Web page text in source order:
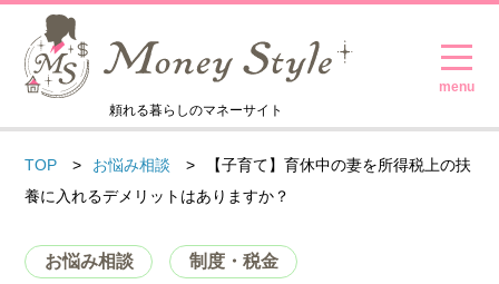
頼れる暮らしのマネーサイト
TOP お悩み相談
【子育て】育休中の妻を所得税上の扶
養に入れるデメリットはありますか？
お悩み相談 制度・税金